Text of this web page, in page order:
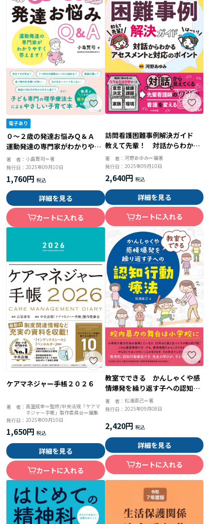
０～２歳の発達お悩みＱ＆Ａ
運動発達の専門家がわかりやす
く答えます！
著 者： 小島賢司＝著
発行日：2025年09月10日
1,760円
詳細を見る
カートに入れる
訪問看護困難事例解決ガイド
教えて先輩！ 対話からわかる
アセスメントと対応のポイント
著 者： 河野あゆみ＝編著
発行日： 2025年09月10日
2,640円
詳細を見る
カートに入れる
ケアマネジャー手帳２０２６
著 者： 高室成幸＝監修/中央法規「ケアマ
ネジャー手帳」製作委員会＝編集
発行日：2025年09月10日
1,650円
詳細を見る
カートに入れる
教室でできる かんしゃくや感
情爆発を繰り返す子への認知行
動療法
著 者： 松浦直己＝著
発行日： 2025年09月08日
2,420円
詳細を見る
カートに入れる